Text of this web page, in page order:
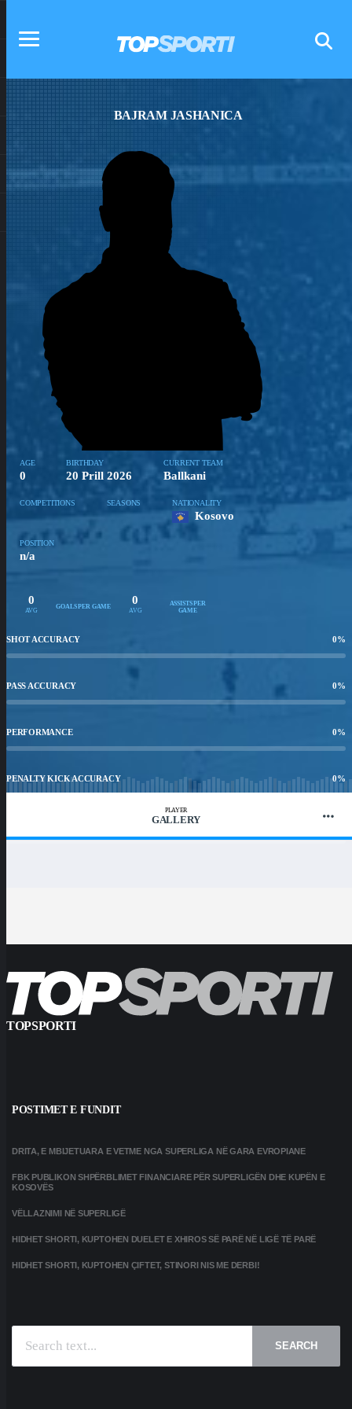
BAJRAM JASHANICA
AGE
0
BIRTHDAY
20 Prill 2026
CURRENT TEAM
Ballkani
COMPETITIONS SEASONS NATIONALITY
Kosovo
POSITION
n/a
0
AVG GOALS PER GAME
0
AVG
ASSISTS PER
GAME
SHOT ACCURACY 0%
PASS ACCURACY 0%
PERFORMANCE 0%
PENALTY KICK ACCURACY 0%
PLAYER
GALLERY
TOPSPORTI
POSTIMET E FUNDIT
DRITA, E MBIJETUARA E VETME NGA SUPERLIGA NË GARA EVROPIANE
FBK PUBLIKON SHPËRBLIMET FINANCIARE PËR SUPERLIGËN DHE KUPËN E
KOSOVËS
VËLLAZNIMI NË SUPERLIGË
HIDHET SHORTI, KUPTOHEN DUELET E XHIROS SË PARË NË LIGË TË PARË
HIDHET SHORTI, KUPTOHEN ÇIFTET, STINORI NIS ME DERBI!
SEARCH